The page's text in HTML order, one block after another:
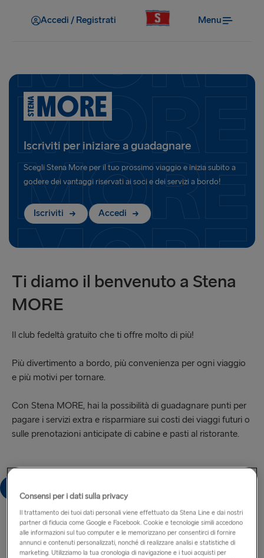
Accedi / Registrati Menu
Iscriviti per iniziare a guadagnare
Scegli Stena More per il tuo prossimo viaggio e inizia subito a
godere dei vantaggi riservati ai soci e dei servizi a bordo!
Iscriviti Accedi
Ti diamo il benvenuto a Stena
MORE
Il club fedeltà gratuito che ti offre molto di più!
Più divertimento a bordo, più convenienza per ogni viaggio
e più motivi per tornare.
Con Stena MORE, hai la possibilità di guadagnare punti per
pagare i servizi extra e risparmiare sui costi dei viaggi futuri o
sulle prenotazioni anticipate di cabine e pasti al ristorante.
Vantaggi MORE
Consensi per i dati sulla privacy
Il trattamento dei tuoi dati personali viene effettuato da Stena Line e dai nostri
partner di fiducia come Google e Facebook. Cookie e tecnologie simili accedono
alle informazioni sul tuo computer e le memorizzano per consentirci di fornire
annunci e contenuti personalizzati, nonché di realizzare analisi e statistiche di
marketing. Utilizziamo la tua cronologia di navigazione e i tuoi acquisti per